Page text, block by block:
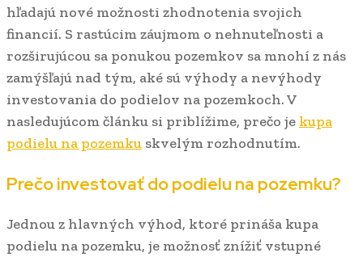
hľadajú nové možnosti zhodnotenia svojich
financií. S rastúcim záujmom o nehnuteľnosti a
rozširujúcou sa ponukou pozemkov sa mnohí z nás
zamýšľajú nad tým, aké sú výhody a nevýhody
investovania do podielov na pozemkoch. V
nasledujúcom článku si priblížime, prečo je kupa
podielu na pozemku skvelým rozhodnutím.
Prečo investovať do podielu na pozemku?
Jednou z hlavných výhod, ktoré prináša kupa
podielu na pozemku, je možnosť znížiť vstupné